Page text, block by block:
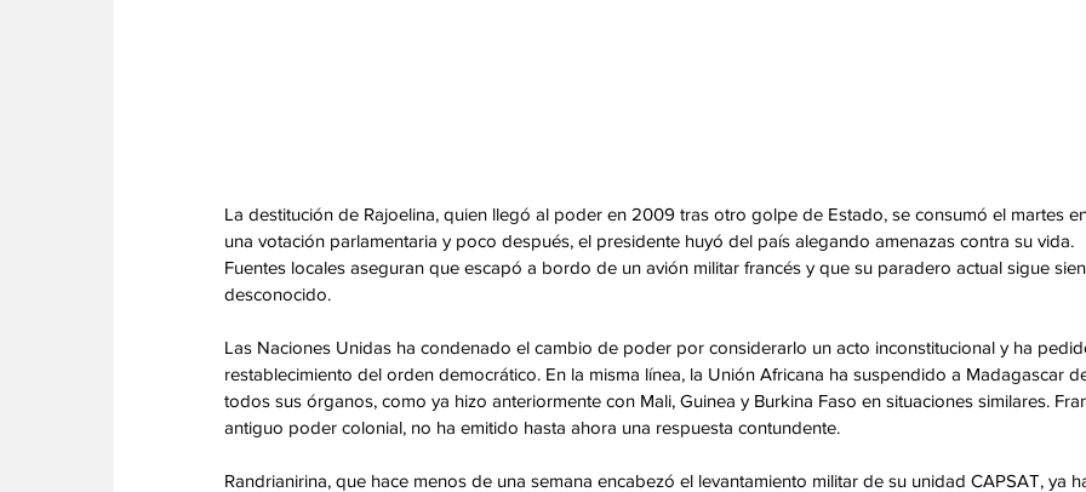
La destitución de Rajoelina, quien llegó al poder en 2009 tras otro golpe de Estado, se consumó el martes
una votación parlamentaria y poco después, el presidente huyó del país alegando amenazas contra su vida.
Fuentes locales aseguran que escapó a bordo de un avión militar francés y que su paradero actual sigue
desconocido.
Las Naciones Unidas ha condenado el cambio de poder por considerarlo un acto inconstitucional y ha
restablecimiento del orden democrático. En la misma línea, la Unión Africana ha suspendido a Madagascar
todos sus órganos, como ya hizo anteriormente con Mali, Guinea y Burkina Faso en situaciones similares.
antiguo poder colonial, no ha emitido hasta ahora una respuesta contundente.
Randrianirina, que hace menos de una semana encabezó el levantamiento militar de su unidad CAPSAT, ya